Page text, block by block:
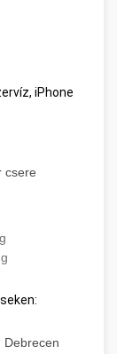
iPhone
csere
Debrecen